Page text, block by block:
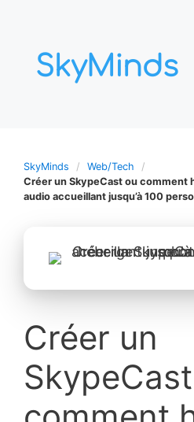
contenu
SkyMinds
Web/Tech
Créer un SkypeCast ou comment
audio accueillant jusqu’à 100
Créer un